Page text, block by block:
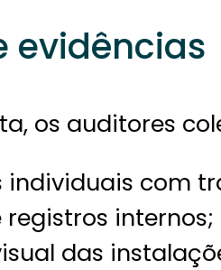
evidências
os auditores
individuais com
registros internos;
das